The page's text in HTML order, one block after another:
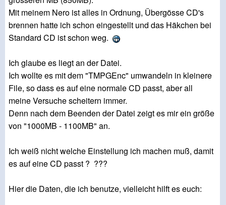
Mit meinem Nero ist alles in Ordnung, Übergösse CD's
brennen hatte ich schon eingestellt und das Häkchen bei
Standard CD ist schon weg.
Ich glaube es liegt an der Datei.
Ich wollte es mit dem "TMPGEnc" umwandeln in kleinere
File, so dass es auf eine normale CD passt, aber all
meine Versuche scheitern immer.
Denn nach dem Beenden der Datei zeigt es mir ein größe
von "1000MB - 1100MB" an.
Ich weiß nicht welche Einstellung ich machen muß, damit
es auf eine CD passt ? ???
Hier die Daten, die ich benutze, vielleicht hilft es euch: